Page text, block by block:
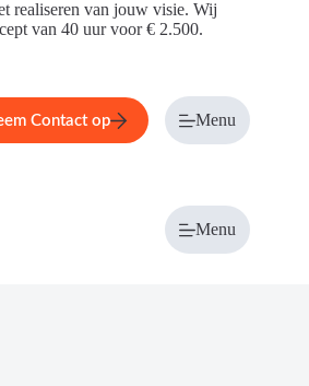
realiseren van jouw visie. Wij
van 40 uur voor € 2.500.
Home Service Over ons
Contact op Menu
Menu